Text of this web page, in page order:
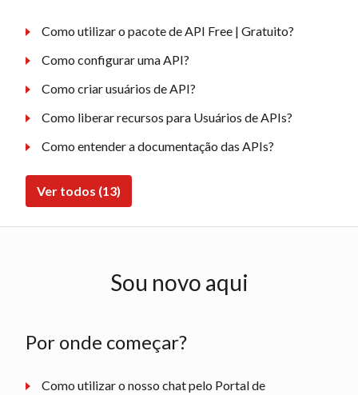
Como utilizar o pacote de API Free | Gratuito?
Como configurar uma API?
Como criar usuários de API?
Como liberar recursos para Usuários de APIs?
Como entender a documentação das APIs?
Ver todos (13)
Sou novo aqui
Por onde começar?
Como utilizar o nosso chat pelo Portal de